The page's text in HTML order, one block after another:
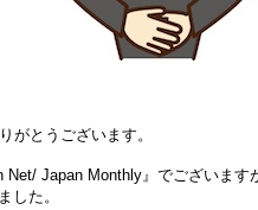
がとうございます。
Japan Monthly』でございます
した。